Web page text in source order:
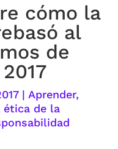
cómo la
al
de
| Aprender,
ética de la